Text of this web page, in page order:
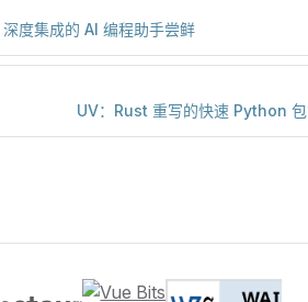
度集成的 AI 编程助手尝鲜
UV：Rust 重写的快速 Python